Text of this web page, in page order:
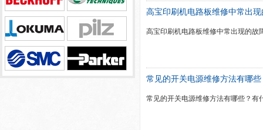
高宝印刷机电路板维修中常出
高宝印刷机电路板维修中常出现的故
常见的开关电源维修方法有哪
常见的开关电源维修方法有哪些？有